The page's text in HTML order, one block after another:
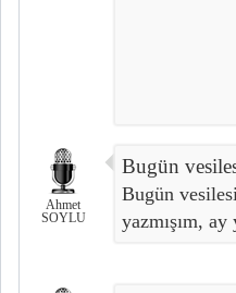
Ahmet
SOYLU
Bugün
Bugün
yazmışım,